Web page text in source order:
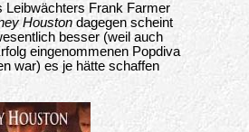
Leibwächters Frank Farmer
Houston dagegen scheint
besser (weil auch
eingenommenen Popdiva
war) es je hätte schaffen